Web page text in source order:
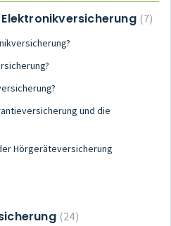
7
und die
Hörgeräteversicherung
24